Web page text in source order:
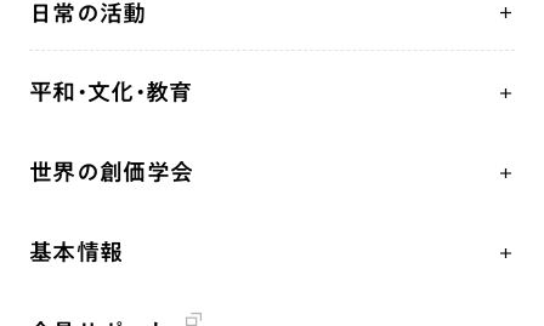
祈り
聖典
釈尊～法華経
日常の活動
座談会
仏法を語る
平和・文化・教育
「人権文化」「ジェンダー平等」を促進
人道支援
世界の創価学会
基本情報